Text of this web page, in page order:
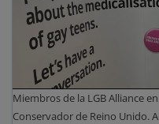
Miembros de la LGB Alliance
Conservador de Reino Unido.